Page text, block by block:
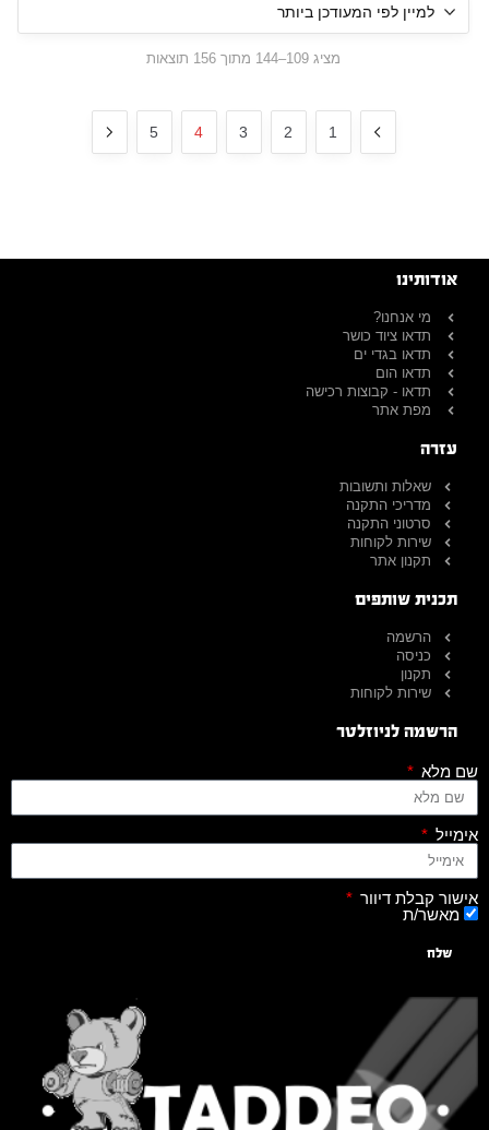
מציג 109–144 מתוך 156 תוצאות
1
2
3
4
5
אודותינו
מי אנחנו?
תדאו ציוד כושר
תדאו בגדי ים
תדאו הום
תדאו - קבוצות רכישה
מפת אתר
עזרה
שאלות ותשובות
מדריכי התקנה
סרטוני התקנה
שירות לקוחות
תקנון אתר
תכנית שותפים
הרשמה
כניסה
תקנון
שירות לקוחות
הרשמה לניוזלטר
שם מלא
אימייל
אישור קבלת דיוור
מאשר/ת
שלח